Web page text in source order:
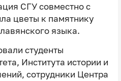
СГУ совместно с
цветы к памятнику
языка.
студенты
Института истории и
сотрудники Центра